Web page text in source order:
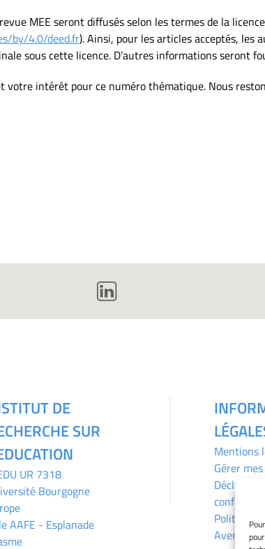
MEE seront diffusés selon les termes de la
by/4.0/deed.fr). Ainsi, pour les articles acceptés,
sous cette licence. D’autres informations seront
intérêt pour ce numéro thématique. Nous
DE
SUR
UR 7318
Bourgogne
AAFE - Esplanade
Mentions
Gérer
Déclaration
Politique